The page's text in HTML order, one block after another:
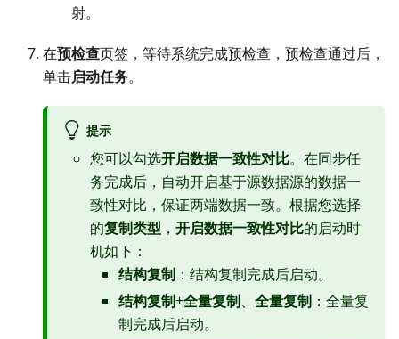
射。
在预检查页签，等待系统完成预检查，预检查通过后，
单击启动任务。
提示
您可以勾选开启数据一致性对比。在同步任
务完成后，自动开启基于源数据源的数据一
致性对比，保证两端数据一致。根据您选择
的复制类型 ， 开启数据一致性对比的启动时
机如下：
结构复制 ：结构复制完成后启动。
结构复制+全量复制、 全量复制 ：全量复
制完成后启动。